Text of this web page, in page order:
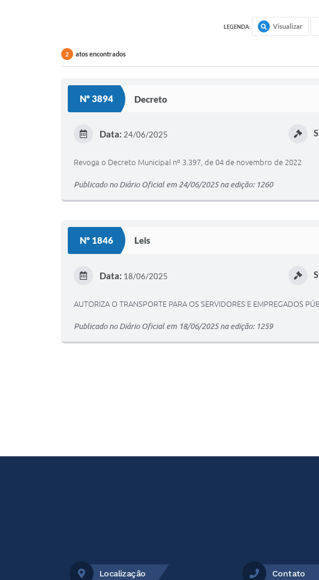
LEGENDA: Visualizar
2 atos encontrados
Nº 3894 Decreto
Data: 24/06/2025
Revoga o Decreto Municipal nº 3.397, de 04 de novembro de 2022
Publicado no Diário Oficial em 24/06/2025 na edição: 1260
Nº 1846 Leis
Data: 18/06/2025
AUTORIZA O TRANSPORTE PARA OS SERVIDORES E EMPREGADOS
Publicado no Diário Oficial em 18/06/2025 na edição: 1259
Localização Contato